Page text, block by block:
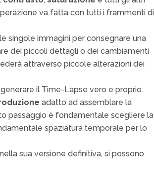
va fatta con tutti i frammenti di
singole immagini per consegnare una
dei piccoli dettagli o dei cambiamenti
attraverso piccole alterazioni dei
il Time-Lapse vero e proprio.
adatto ad assemblare la
passaggio è fondamentale scegliere la
spaziatura temporale per lo
sua versione definitiva, si possono